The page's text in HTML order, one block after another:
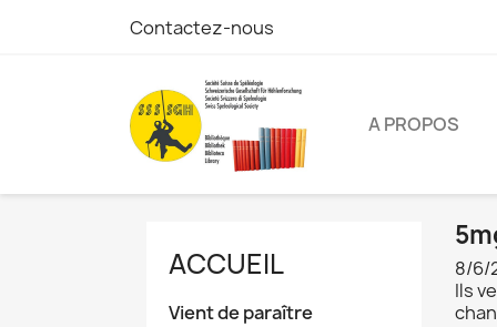
Contactez-nous
A PROPOS
ACCUEIL
Vient de paraître
8/6/
Ils